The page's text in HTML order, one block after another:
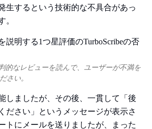
生するという技術的な不具合があっ
。
的なレビューを読んで、ユーザーが不満を
さい。
しましたが、その後、一貫して「後
ださい」というメッセージが表示さ
トにメールを送りましたが、まった